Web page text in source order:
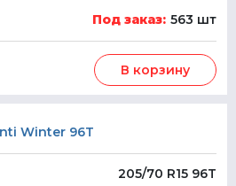
Под заказ: 563 шт
В корзину
Winter 96T
205/70 R15 96T